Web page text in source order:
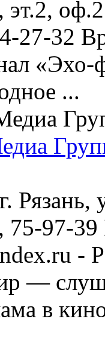
эт.2,
27-32
...
Рязань,
75-97-
-
—
в